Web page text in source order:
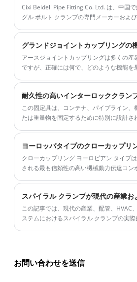
Cixi Beideli Pipe Fitting Co. Ltd. は、中国
グル ボルト クランプの専門メーカーおよ
す。私たちは品質志向と顧客優先の原則に
化のための手紙、電話、調査を心から歓迎
サービスをお約束します。
グランドジョイントカップリングの
アースジョイントカップリングは多くの産
ですが、正確には何で、どのような機能を
この固定具は、コンテナ、パイプライン、
たは重量物を固定するために特別に設計さ
クローカップリング ヨーロピアン タイプ
される最も信頼性の高い機械動力伝達コン
ア、重機の回転シャフトを接続する際に重
す。
この記事では、現代の産業、配管、HVAC
ステムにおけるスパイラル クランプの実
のような問題を解決するのかについて説明
ニア、技術者、購入者が十分な情報に基づ
お問い合わせを送信